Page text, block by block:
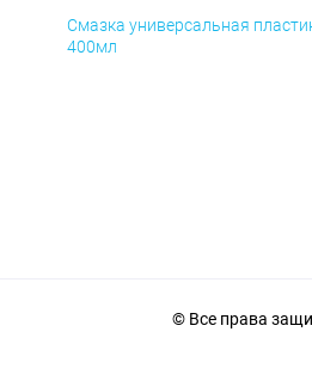
Смазка универсальная
400мл
© Все права